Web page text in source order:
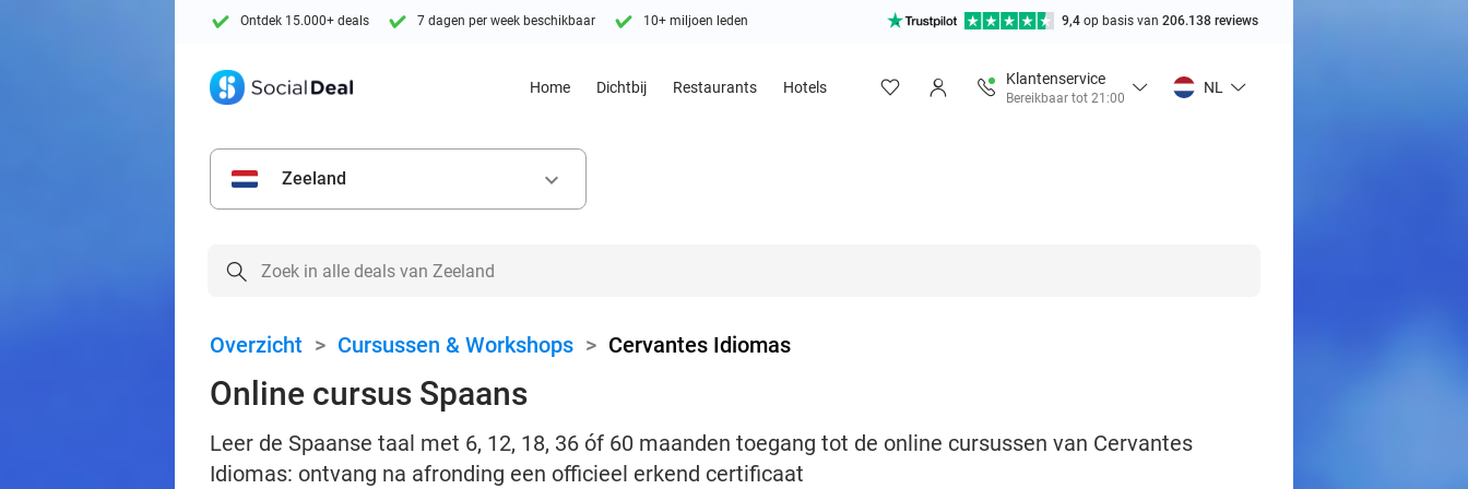
Ontdek 15.000+ deals 7 dagen per week beschikbaar 10+ miljoen leden 9,4 op basis van 206.138 reviews
Home Dichtbij Restaurants Hotels
Klantenservice
Bereikbaar tot 21:00
NL
Zeeland keyboard_arrow_down
Overzicht > Cursussen & Workshops > Cervantes Idiomas
Online cursus Spaans
Leer de Spaanse taal met 6, 12, 18, 36 óf 60 maanden toegang tot de online cursussen van Cervantes
Idiomas: ontvang na afronding een officieel erkend certificaat